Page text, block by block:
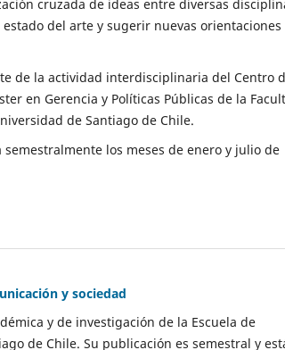
cruzada de ideas entre diversas
del arte y sugerir nuevas orientaciones
de la actividad interdisciplinaria del Centro
en Gerencia y Políticas Públicas de la
de Santiago de Chile.
los meses de enero y julio de
y sociedad
y de investigación de la Escuela de
de Chile. Su publicación es semestral y